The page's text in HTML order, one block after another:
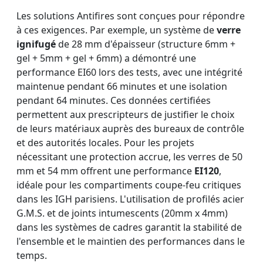
Les solutions Antifires sont conçues pour répondre
à ces exigences. Par exemple, un système deverre
ignifugéde 28 mm d'épaisseur (structure 6mm +
gel + 5mm + gel + 6mm) a démontré une
performance EI60 lors des tests, avec une intégrité
maintenue pendant 66 minutes et une isolation
pendant 64 minutes. Ces données certifiées
permettent aux prescripteurs de justifier le choix
de leurs matériaux auprès des bureaux de contrôle
et des autorités locales. Pour les projets
nécessitant une protection accrue, les verres de 50
mm et 54 mm offrent une performance EI120,
idéale pour les compartiments coupe-feu critiques
dans les IGH parisiens. L'utilisation de profilés acier
G.M.S. et de joints intumescents (20mm x 4mm)
dans les systèmes de cadres garantit la stabilité de
l'ensemble et le maintien des performances dans le
temps.